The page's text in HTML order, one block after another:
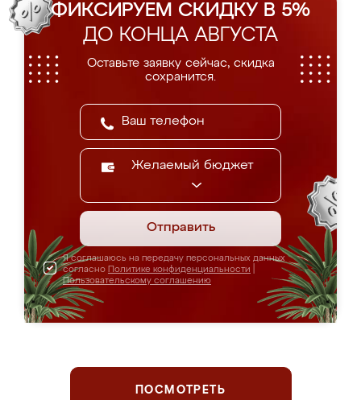
ФИКСИРУЕМ СКИДКУ В 5%
ДО КОНЦА АВГУСТА
Оставьте заявку сейчас, скидка
сохранится.
Желаемый бюджет
Отправить
Я соглашаюсь на передачу персональных данных
согласно Политике конфиденциальности
Пользовательскому соглашению
ПОСМОТРЕТЬ